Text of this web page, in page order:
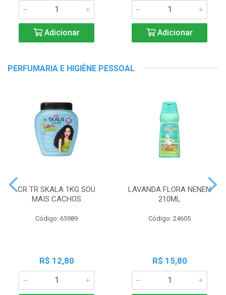
Adicionar Adicionar
PERFUMARIA E HIGIÊNE PESSOAL
CR TR SKALA 1KG SOU
MAIS CACHOS
Código: 65989
R$ 12,80
LAVANDA FLORA NENEN
210ML
Código: 24605
R$ 15,80